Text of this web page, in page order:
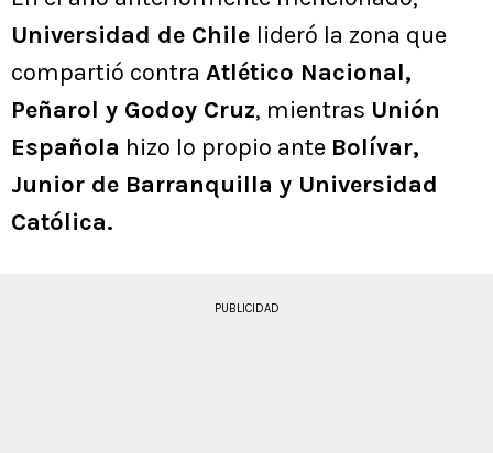
Universidad de Chile lideró la zona que
compartió contra Atlético Nacional,
Peñarol y Godoy Cruz, mientras Unión
Española hizo lo propio ante Bolívar,
Junior de Barranquilla y Universidad
Católica.
PUBLICIDAD